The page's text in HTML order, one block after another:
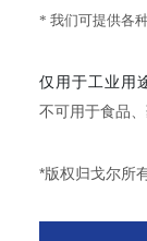
*我们可提供各
仅用于工业用
不可用于食品
*版权归戈尔所